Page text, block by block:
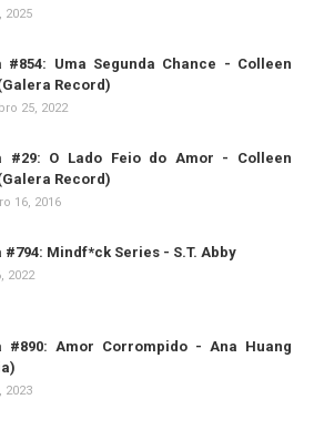
2025
#854: Uma Segunda Chance - Colleen
Record)
25, 2022
#29: O Lado Feio do Amor - Colleen
Record)
16, 2016
#794: Mindf*ck Series - S.T. Abby
2022
#890: Amor Corrompido - Ana Huang
2023